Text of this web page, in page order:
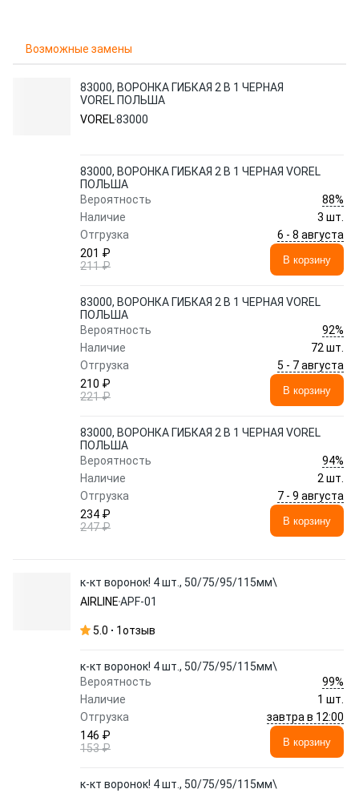
Возможные замены
83000, ВОРОНКА ГИБКАЯ 2 В 1 ЧЕРНАЯ
VOREL ПОЛЬША
VOREL83000
83000, ВОРОНКА ГИБКАЯ 2 В 1 ЧЕРНАЯ VOREL
ПОЛЬША
Вероятность
88%
Наличие
3 шт.
Отгрузка
6 - 8 августа
201 ₽
211 ₽
В корзину
83000, ВОРОНКА ГИБКАЯ 2 В 1 ЧЕРНАЯ VOREL
ПОЛЬША
Вероятность
92%
Наличие
72 шт.
Отгрузка
5 - 7 августа
210 ₽
221 ₽
В корзину
83000, ВОРОНКА ГИБКАЯ 2 В 1 ЧЕРНАЯ VOREL
ПОЛЬША
Вероятность
94%
Наличие
2 шт.
Отгрузка
7 - 9 августа
234 ₽
247 ₽
В корзину
к-кт воронок! 4 шт., 50/75/95/115мм\
AIRLINEAPF-01
5.0 1отзыв
к-кт воронок! 4 шт., 50/75/95/115мм\
Вероятность
99%
Наличие
1 шт.
Отгрузка
завтра в 12:00
146 ₽
153 ₽
В корзину
к-кт воронок! 4 шт., 50/75/95/115мм\